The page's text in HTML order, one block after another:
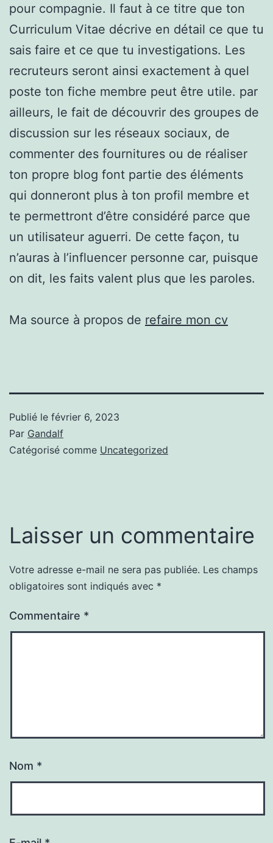
pour compagnie. Il faut à ce titre que ton
Curriculum Vitae décrive en détail ce que tu
sais faire et ce que tu investigations. Les
recruteurs seront ainsi exactement à quel
poste ton fiche membre peut être utile. par
ailleurs, le fait de découvrir des groupes de
discussion sur les réseaux sociaux, de
commenter des fournitures ou de réaliser
ton propre blog font partie des éléments
qui donneront plus à ton profil membre et
te permettront d’être considéré parce que
un utilisateur aguerri. De cette façon, tu
n’auras à l’influencer personne car, puisque
on dit, les faits valent plus que les paroles.
Ma source à propos de refaire mon cv
Publié le février 6, 2023
Par Gandalf
Catégorisé comme Uncategorized
Laisser un commentaire
Votre adresse e-mail ne sera pas publiée. Les champs
obligatoires sont indiqués avec *
Commentaire *
Nom *